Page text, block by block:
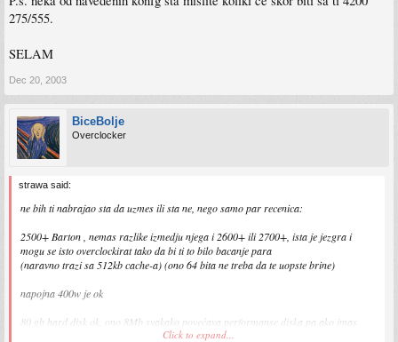
275/555.
SELAM
Dec 20, 2003
BiceBolje
Overclocker
strawa said:
ne bih ti nabrajao sta da uzmes ili sta ne, nego samo par recenica:
2500+ Barton , nemas razlike izmedju njega i 2600+ ili 2700+, ista je jezgra i
mogu se isto overclockirat tako da bi ti to bilo bacanje para
(naravno trazi sa 512kb cache-a) (ono 64 bita ne treba da te uopste brine)
napojna 400w je ok
80 gb hard disk ok, ono 8Mb svakako povećava performanse diska pa ako imas
Click to expand...